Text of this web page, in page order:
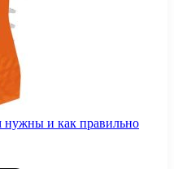
нужны и как правильно